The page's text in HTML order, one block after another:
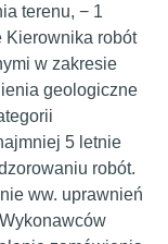
terenu, − 1
Kierownika robót
w zakresie
geologiczne
5 letnie
robót.
ww. uprawnień